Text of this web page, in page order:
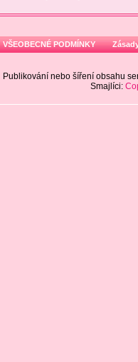
VŠEOBECNÉ PODMÍNKY
Publikování nebo šíření obsahu
Smajlíci: